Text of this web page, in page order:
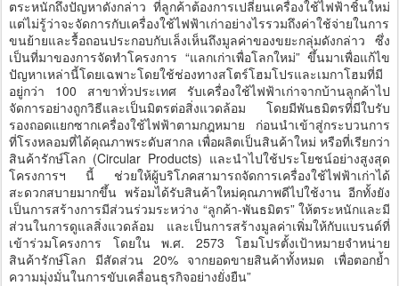
ตระหนักถึงปัญหาดังกล่าว ที่ลูกค้าต้องการเปลี่ยนเครื่องใช้ไฟฟ้าชิ้นใหม่
แต่ไม่รู้ว่าจะจัดการกับเครื่องใช้ไฟฟ้าเก่าอย่างไรรวมถึงค่าใช้จ่ายในการ
ขนย้ายและรื้อถอนประกอบกับเล็งเห็นถึงมูลค่าของขยะกลุ่มดังกล่าว ซึ่ง
เป็นที่มาของการจัดทำโครงการ “แลกเก่าเพื่อโลกใหม่” ขึ้นมาเพื่อแก้ไข
ปัญหาเหล่านี้โดยเฉพาะโดยใช้ช่องทางสโตร์โฮมโปรและเมกาโฮมที่มี
อยู่กว่า 100 สาขาทั่วประเทศ รับเครื่องใช้ไฟฟ้าเก่าจากบ้านลูกค้าไป
จัดการอย่างถูกวิธีและเป็นมิตรต่อสิ่งแวดล้อม โดยมีพันธมิตรที่มีใบรับ
รองถอดแยกซากเครื่องใช้ไฟฟ้าตามกฎหมาย ก่อนนำเข้าสู่กระบวนการ
ที่โรงหลอมที่ได้คุณภาพระดับสากล เพื่อผลิตเป็นสินค้าใหม่ หรือที่เรียกว่า
สินค้ารักษ์โลก (Circular Products) และนำไปใช้ประโยชน์อย่างสูงสุด
โครงการฯ นี้ ช่วยให้ผู้บริโภคสามารถจัดการเครื่องใช้ไฟฟ้าเก่าได้
สะดวกสบายมากขึ้น พร้อมได้รับสินค้าใหม่คุณภาพดีไปใช้งาน อีกทั้งยัง
เป็นการสร้างการมีส่วนร่วมระหว่าง “ลูกค้า-พันธมิตร” ให้ตระหนักและมี
ส่วนในการดูแลสิ่งแวดล้อม และเป็นการสร้างมูลค่าเพิ่มให้กับแบรนด์ที่
เข้าร่วมโครงการ โดยใน พ.ศ. 2573 โฮมโปรตั้งเป้าหมายจำหน่าย
สินค้ารักษ์โลก มีสัดส่วน 20% จากยอดขายสินค้าทั้งหมด เพื่อตอกย้ำ
ความมุ่งมั่นในการขับเคลื่อนธุรกิจอย่างยั่งยืน”